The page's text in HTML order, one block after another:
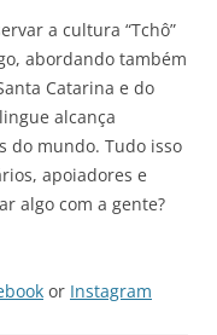
a cultura “Tchô”
abordando também
Catarina e do
alcança
do mundo. Tudo isso
apoiadores e
algo com a gente?
or Instagram